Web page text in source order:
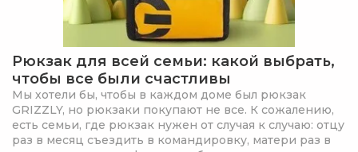
Рюкзак для всей семьи: какой выбрать,
чтобы все были счастливы
Мы хотели бы, чтобы в каждом доме был рюкзак
GRIZZLY, но рюкзаки покупают не все. К сожалению,
есть семьи, где рюкзак нужен от случая к случаю: отцу
раз в месяц съездить в командировку, матери раз в